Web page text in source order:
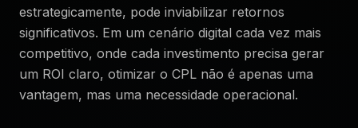
estrategicamente, pode inviabilizar retornos
significativos. Em um cenário digital cada vez mais
competitivo, onde cada investimento precisa gerar
um ROI claro, otimizar o CPL não é apenas uma
vantagem, mas uma necessidade operacional.